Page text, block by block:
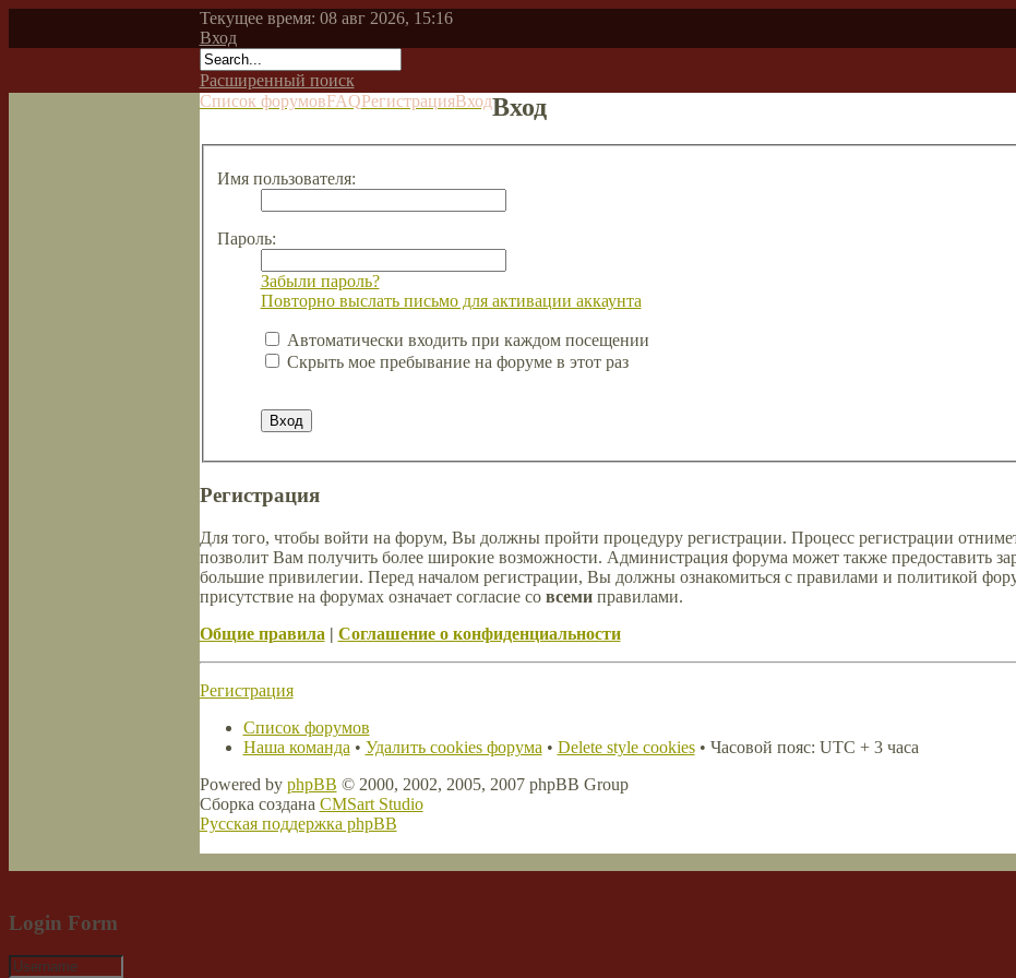
Текущее время: 08 авг 2026, 15:16
Вход
Расширенный поиск
Список форумовFAQРегистрацияВходВход
Имя пользователя:
Пароль:
Забыли пароль?
Повторно выслать письмо для активации аккаунта
Автоматически входить при каждом посещении
Скрыть мое пребывание на форуме в этот раз
Регистрация
Для того, чтобы войти на форум, Вы должны пройти процедуру регистрации. Процесс регистрации
позволит Вам получить более широкие возможности. Администрация форума может также предоставить
большие привилегии. Перед началом регистрации, Вы должны ознакомиться с правилами и политикой
присутствие на форумах означает согласие со всемиправилами.
Общие правила | Соглашение о конфиденциальности
Регистрация
Список форумов
Наша команда • Удалить cookies форума • Delete style cookies• Часовой пояс: UTC + 3 часа
Powered by phpBB © 2000, 2002, 2005, 2007 phpBB Group
Сборка создана CMSart Studio
Русская поддержка phpBB
Login Form